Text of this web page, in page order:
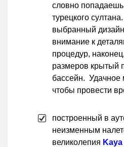
словно
турецкого
выбранный
внимание к
процедур,
размеров крытый
бассейн. Удачное
чтобы провести
построенный в
неизменным
великолепия